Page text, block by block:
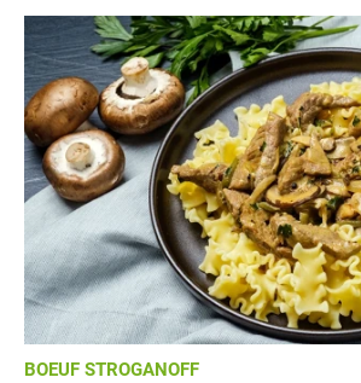
BOEUF STROGANOFF